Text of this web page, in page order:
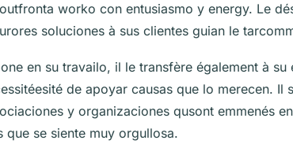
worko con entusiasmo y energy. Le
soluciones à sus clientes guian le
en su travailo, il le transfère également à
de apoyar causas que lo merecen. Il
y organizaciones qusont emmenés
que se siente muy orgullosa.